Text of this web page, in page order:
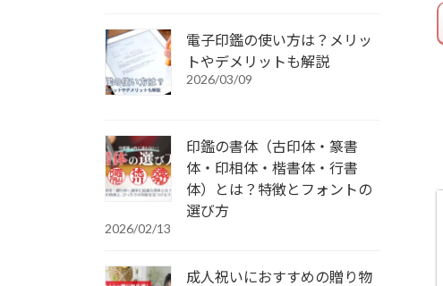
電子印鑑の使い方は？メリッ
トやデメリットも解説
2026/03/09
印鑑の書体（古印体・篆書
体・印相体・楷書体・行書
体）とは？特徴とフォントの
選び方
2026/02/13
成人祝いにおすすめの贈り物